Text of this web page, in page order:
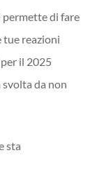
di fare
tue reazioni
il 2025
da non
sta